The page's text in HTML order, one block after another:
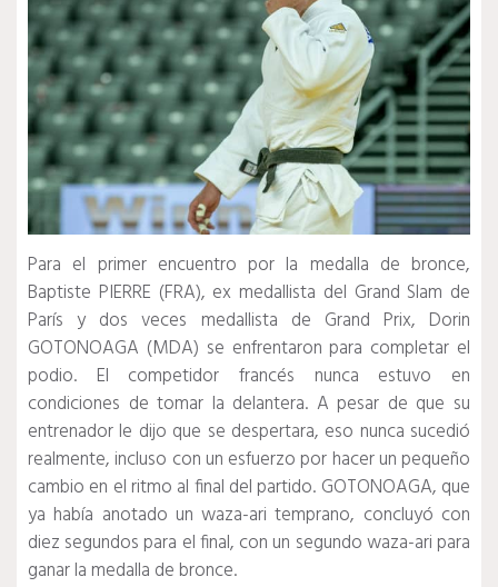
Para el primer encuentro por la medalla de bronce,
Baptiste PIERRE (FRA), ex medallista del Grand Slam de
París y dos veces medallista de Grand Prix, Dorin
GOTONOAGA (MDA) se enfrentaron para completar el
podio. El competidor francés nunca estuvo en
condiciones de tomar la delantera. A pesar de que su
entrenador le dijo que se despertara, eso nunca sucedió
realmente, incluso con un esfuerzo por hacer un pequeño
cambio en el ritmo al final del partido. GOTONOAGA, que
ya había anotado un waza-ari temprano, concluyó con
diez segundos para el final, con un segundo waza-ari para
ganar la medalla de bronce.